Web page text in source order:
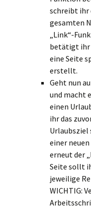
schreibt ihr
gesamten
„Link“-
betätigt ihr
eine Seite
erstellt.
Geht nun
und macht
einen
ihr das
Urlaubsziel
einer
erneut der
Seite sollt
jeweilige
WICHTIG: